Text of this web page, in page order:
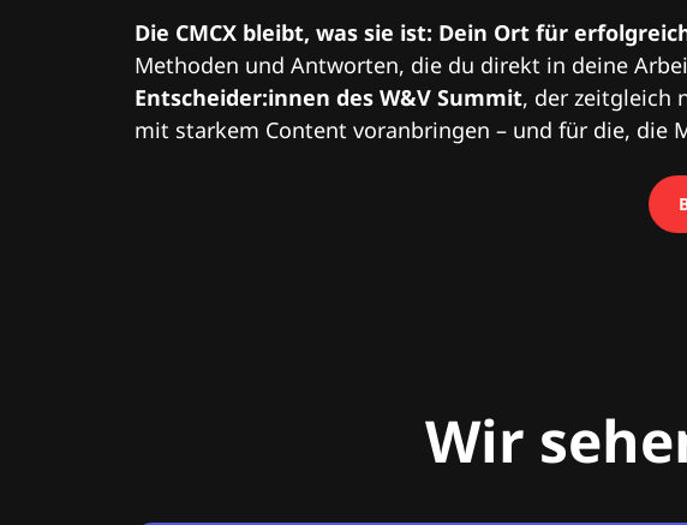
Die CMCX bleibt, was sie ist: Dein Ort für
Methoden und Antworten, die du direkt in deine
Entscheider:innen des W&V Summit, der zeitgleich
mit starkem Content voranbringen – und für die, die
Wir